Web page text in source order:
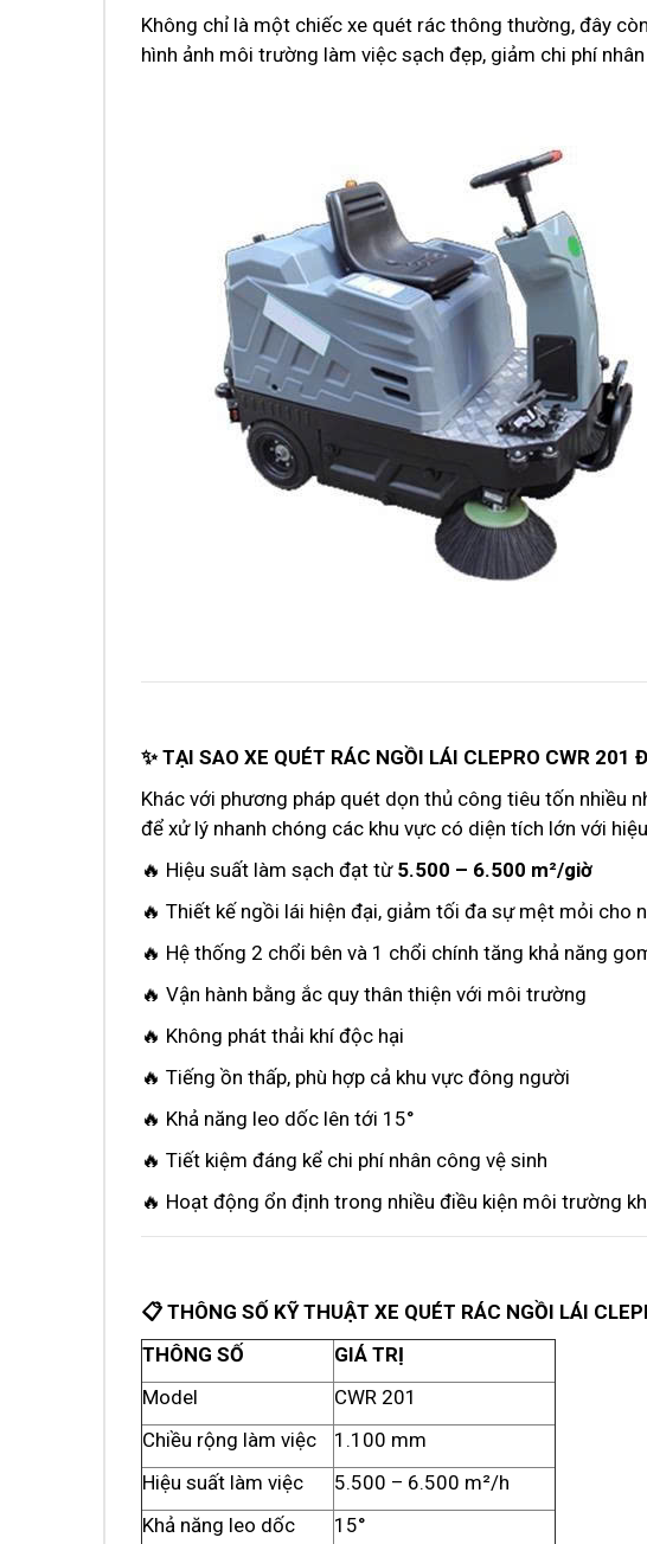
Không chỉ là một chiếc xe quét rác thông thường, đây
hình ảnh môi trường làm việc sạch đẹp, giảm chi phí
✨ TẠI SAO XE QUÉT RÁC NGỒI LÁI CLEPRO CWR 201
Khác với phương pháp quét dọn thủ công tiêu tốn nhiều
để xử lý nhanh chóng các khu vực có diện tích lớn với
🔥 Hiệu suất làm sạch đạt từ 5.500 – 6.500 m²/giờ
🔥 Thiết kế ngồi lái hiện đại, giảm tối đa sự mệt mỏi cho
🔥 Hệ thống 2 chổi bên và 1 chổi chính tăng khả năng
🔥 Vận hành bằng ắc quy thân thiện với môi trường
🔥 Không phát thải khí độc hại
🔥 Tiếng ồn thấp, phù hợp cả khu vực đông người
🔥 Khả năng leo dốc lên tới 15°
🔥 Tiết kiệm đáng kể chi phí nhân công vệ sinh
🔥 Hoạt động ổn định trong nhiều điều kiện môi trường
📋 THÔNG SỐ KỸ THUẬT XE QUÉT RÁC NGỒI LÁI
THÔNG SỐ
GIÁ TRỊ
Model
CWR 201
Chiều rộng làm việc
1.100 mm
Hiệu suất làm việc
5.500 – 6.500 m²/h
Khả năng leo dốc
15°